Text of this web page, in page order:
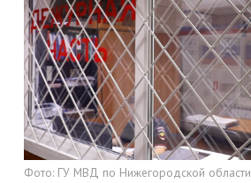
Фото: ГУ МВД по Нижегородской области